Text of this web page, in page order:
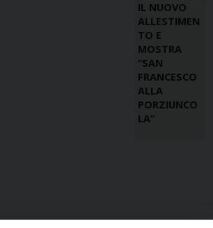
IL NUOVO
ALLESTIMEN
TO E
MOSTRA
“SAN
FRANCESCO
ALLA
PORZIUNCO
LA”